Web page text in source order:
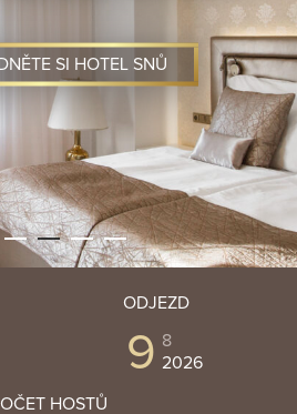
SI HOTEL SNŮ
ODJEZD
9 8
2026
HOSTŮ